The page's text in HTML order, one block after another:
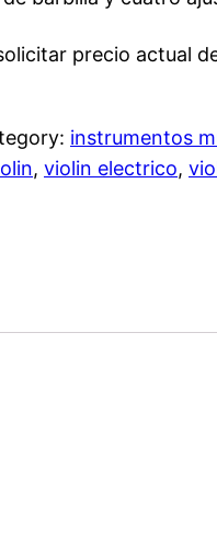
precio actual
instrumentos
, violin electrico,